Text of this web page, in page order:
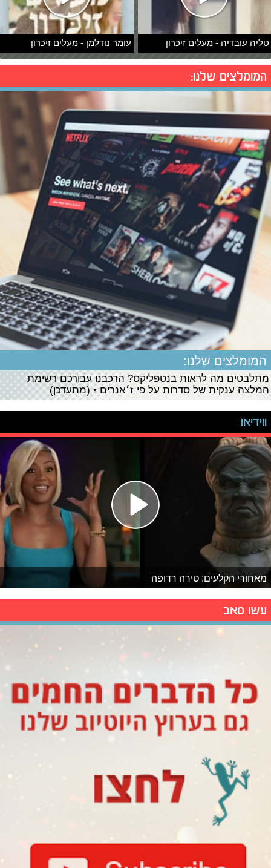
טליה עובדיה - מעלים זיכרון עומר נודלמן - מעלים זיכרון
המומלצים שלנו:
המומלצים שלנו:
מתלבטים מה לראות בנטפליקס? הרכבנו עבורכם רשימת
המלצה ענקית של סדרות על פי ז׳אנרים • (מתעדכן)
ווידיאו
מאחורי הקלעים: טירה רדופה
עשו סאב